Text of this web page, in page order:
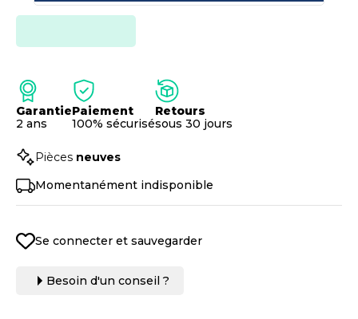
Garantie
2 ans
Paiement
100% sécurisé
Retours
sous 30 jours
Pièces neuves
Momentanément indisponible
Se connecter et sauvegarder
Besoin d'un conseil ?